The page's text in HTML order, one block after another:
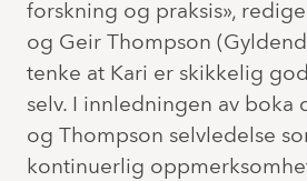
forskning og praksis»,
og Geir Thompson
tenke at Kari er skikkelig
selv. I innledningen av boka
og Thompson selvledelse
kontinuerlig